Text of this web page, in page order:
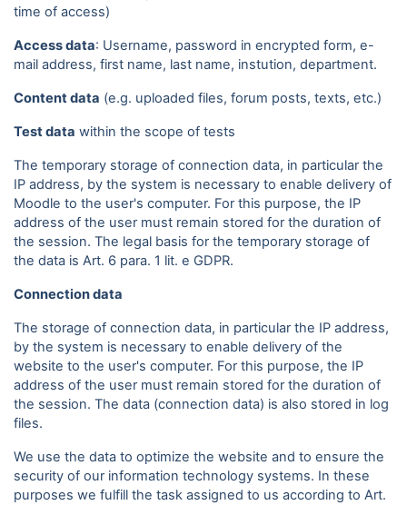
time of access)
Access data: Username, password in encrypted form, e-
mail address, first name, last name, instution, department.
Content data (e.g. uploaded files, forum posts, texts, etc.)
Test data within the scope of tests
The temporary storage of connection data, in particular the
IP address, by the system is necessary to enable delivery of
Moodle to the user's computer. For this purpose, the IP
address of the user must remain stored for the duration of
the session. The legal basis for the temporary storage of
the data is Art. 6 para. 1 lit. e GDPR.
Connection data
The storage of connection data, in particular the IP address,
by the system is necessary to enable delivery of the
website to the user's computer. For this purpose, the IP
address of the user must remain stored for the duration of
the session. The data (connection data) is also stored in log
files.
We use the data to optimize the website and to ensure the
security of our information technology systems. In these
purposes we fulfill the task assigned to us according to Art.